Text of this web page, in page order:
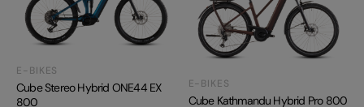
E-BIKES
Cube Stereo Hybrid ONE44 EX
800
E-BIKES
Cube Kathmandu Hybrid Pro 800